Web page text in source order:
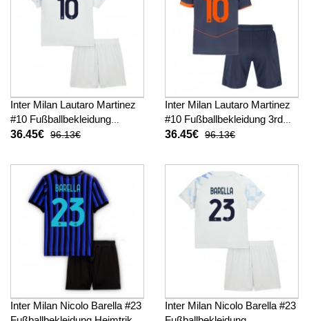
Inter Milan Lautaro Martinez
#10 Fußballbekleidung
Auswärtstrikot Kinder 2025-
36.45€ 96.13€
Inter Milan Lautaro Martinez
#10 Fußballbekleidung 3rd
trikot Kinder 2025-26
36.45€ 96.13€
Inter Milan Nicolo Barella #23
Inter Milan Nicolo Barella #23